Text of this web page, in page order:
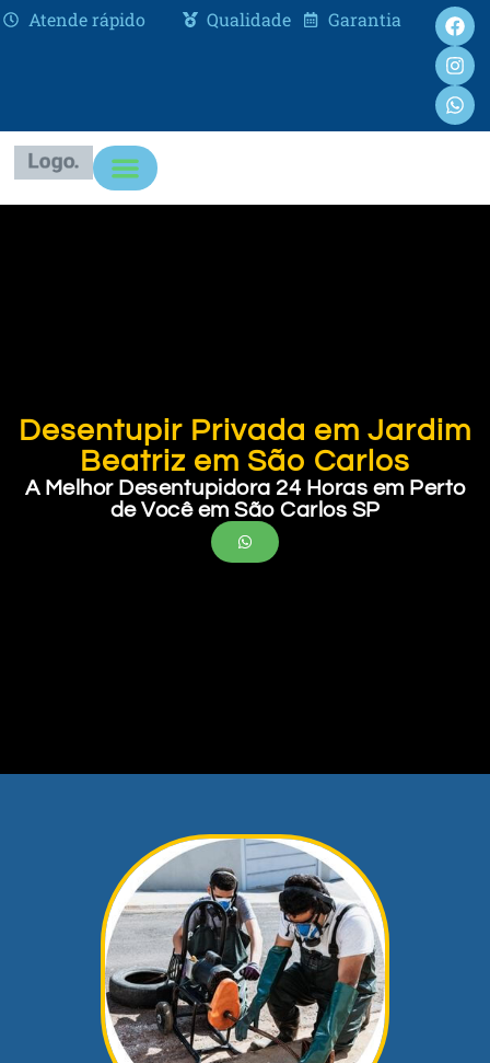
Atende rápido Qualidade Garantia
Desentupir Privada em Jardim
Beatriz em São Carlos
A Melhor Desentupidora 24 Horas em Perto
de Você em São Carlos SP